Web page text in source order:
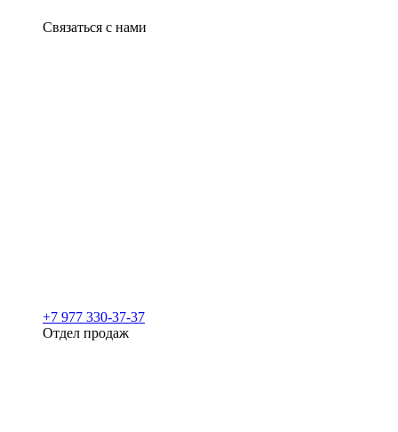
Связаться с нами
+7 977 330-37-37
Отдел продаж